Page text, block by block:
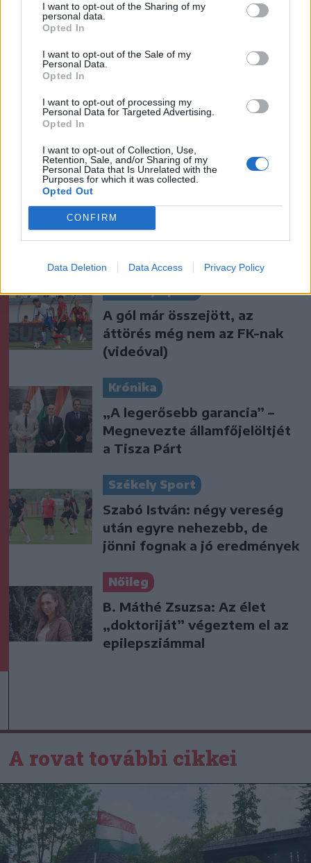
I want to opt-out of the Sharing of my
personal data.
Opted In
I want to opt-out of the Sale of my
Personal Data.
Opted In
I want to opt-out of processing my
Personal Data for Targeted Advertising.
Opted In
I want to opt-out of Collection, Use,
Retention, Sale, and/or Sharing of my
Personal Data that Is Unrelated with the
Purposes for which it was collected.
Opted Out
CONFIRM
Data Deletion Data Access Privacy Policy
Ezek is érdekelhetik
Vaddisznó szaladt le a
kilőtték – videóval
Hétvégén is folytatódik a
gázolaj árának csökkenése
Székely Sport
A gól már összejött, az
áttörés még nem az FK-nak
(videóval)
Krónika
„A legerősebb garancia” –
Megnevezte államfőjelöltjét
a Tisza Párt
Székely Sport
Szabó István: négy vereség
után egyre nehezebb, de
jönni fognak a jó eredmények
Nőileg
B. Máthé Zsuzsa: Az élet
„doktoriját” végeztem el az
epilepsziámmal
A rovat további cikkei